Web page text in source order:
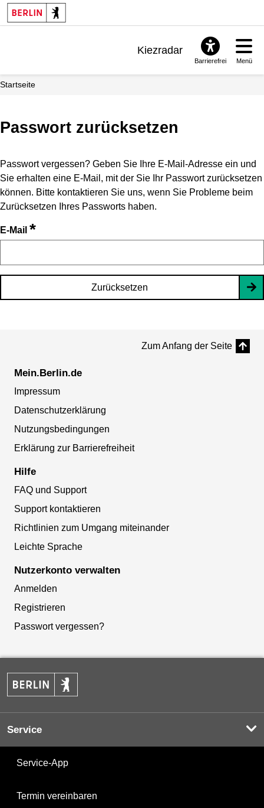
Kiezradar
Barrierefrei Menü
Startseite
Passwort zurücksetzen
Passwort vergessen? Geben Sie Ihre E-Mail-Adresse ein und
Sie erhalten eine E-Mail, mit der Sie Ihr Passwort zurücksetzen
können. Bitte kontaktieren Sie uns, wenn Sie Probleme beim
Zurücksetzen Ihres Passworts haben.
E-Mail *
Zurücksetzen
Zum Anfang der Seite
Mein.Berlin.de
Impressum
Datenschutzerklärung
Nutzungsbedingungen
Erklärung zur Barrierefreiheit
Hilfe
FAQ und Support
Support kontaktieren
Richtlinien zum Umgang miteinander
Leichte Sprache
Nutzerkonto verwalten
Anmelden
Registrieren
Passwort vergessen?
Service
Service-App
Termin vereinbaren